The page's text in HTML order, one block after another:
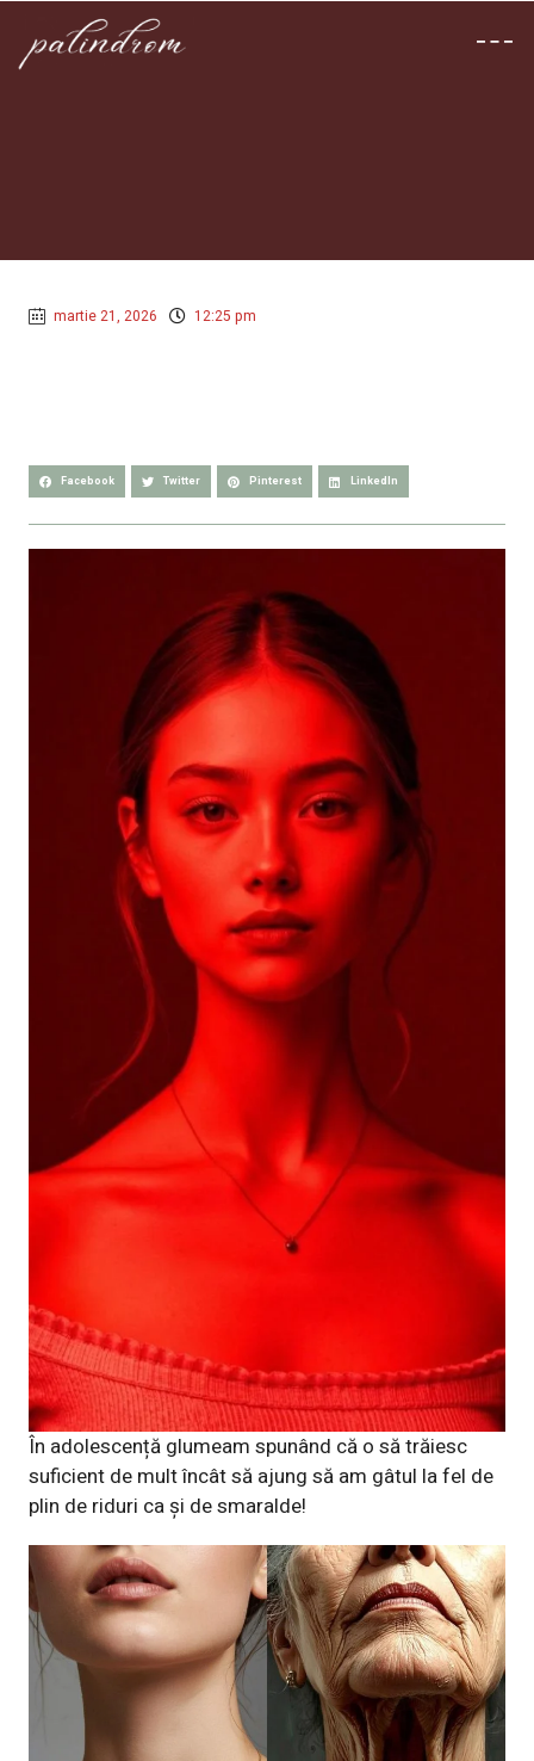
martie 21, 2026 12:25 pm
Facebook Twitter Pinterest LinkedIn
În adolescență glumeam spunând că o să trăiesc
suficient de mult încât să ajung să am gâtul la fel de
plin de riduri ca și de smaralde!